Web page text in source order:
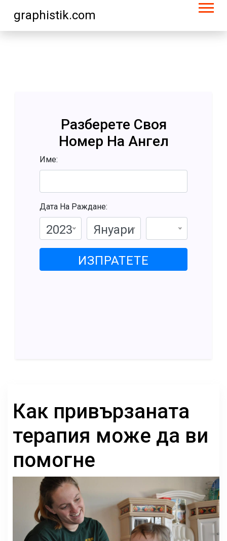
graphistik.com
Разберете Своя
Номер На Ангел
Име:
Дата На Раждане:
2023 Януари
ИЗПРАТЕТЕ
Как привързаната
терапия може да ви
помогне